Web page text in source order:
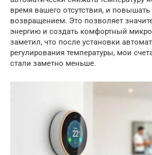
время вашего отсутствия, и
возвращением. Это позволяет
энергию и создать комфортный
заметил, что после установки
регулирования температуры, мои
стали заметно меньше.